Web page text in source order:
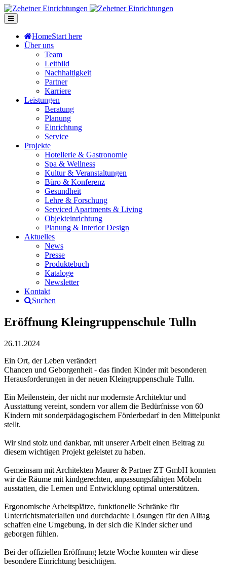
HomeStart here
Über uns
Team
Leitbild
Nachhaltigkeit
Partner
Karriere
Leistungen
Beratung
Planung
Einrichtung
Service
Projekte
Hotellerie & Gastronomie
Spa & Wellness
Kultur & Veranstaltungen
Büro & Konferenz
Gesundheit
Lehre & Forschung
Serviced Apartments & Living
Objekteinrichtung
Planung & Interior Design
Aktuelles
News
Presse
Produktebuch
Kataloge
Newsletter
Kontakt
Suchen
Eröffnung Kleingruppenschule Tulln
26.11.2024
Ein Ort, der Leben verändert
Chancen und Geborgenheit - das finden Kinder mit besonderen
Herausforderungen in der neuen Kleingruppenschule Tulln.
Ein Meilenstein, der nicht nur modernste Architektur und
Ausstattung vereint, sondern vor allem die Bedürfnisse von 60
Kindern mit sonderpädagogischem Förderbedarf in den Mittelpunkt
stellt.
Wir sind stolz und dankbar, mit unserer Arbeit einen Beitrag zu
diesem wichtigen Projekt geleistet zu haben.
Gemeinsam mit Architekten Maurer & Partner ZT GmbH konnten
wir die Räume mit kindgerechten, anpassungsfähigen Möbeln
ausstatten, die Lernen und Entwicklung optimal unterstützen.
Ergonomische Arbeitsplätze, funktionelle Schränke für
Unterrichtsmaterialien und durchdachte Lösungen für den Alltag
schaffen eine Umgebung, in der sich die Kinder sicher und
geborgen fühlen.
Bei der offiziellen Eröffnung letzte Woche konnten wir diese
besondere Einrichtung besichtigen.